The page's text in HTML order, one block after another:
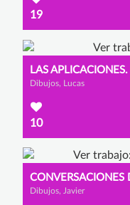
19
LAS APLICACIONES.
Dibujos, Lucas
10
CONVERSACIONES
Dibujos, Javier